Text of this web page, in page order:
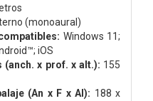
(monoaural)
Windows 11;
iOS
(anch. x prof. x alt.): 155
(An x F x Al): 188 x